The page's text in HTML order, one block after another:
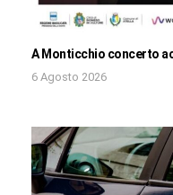
A Monticchio concerto
6 Agosto 2026